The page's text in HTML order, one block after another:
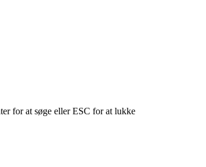
for at søge eller ESC for at lukke